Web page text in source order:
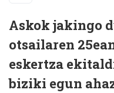
Askok jakingo
otsailaren
eskertza
biziki egun